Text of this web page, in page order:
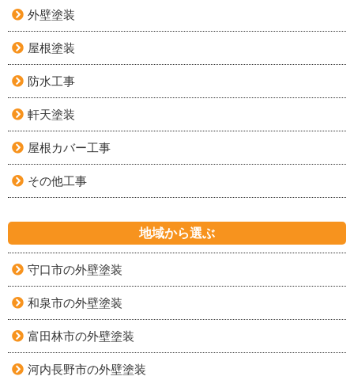
外壁塗装
屋根塗装
防水工事
軒天塗装
屋根カバー工事
その他工事
地域から選ぶ
守口市の外壁塗装
和泉市の外壁塗装
富田林市の外壁塗装
河内長野市の外壁塗装